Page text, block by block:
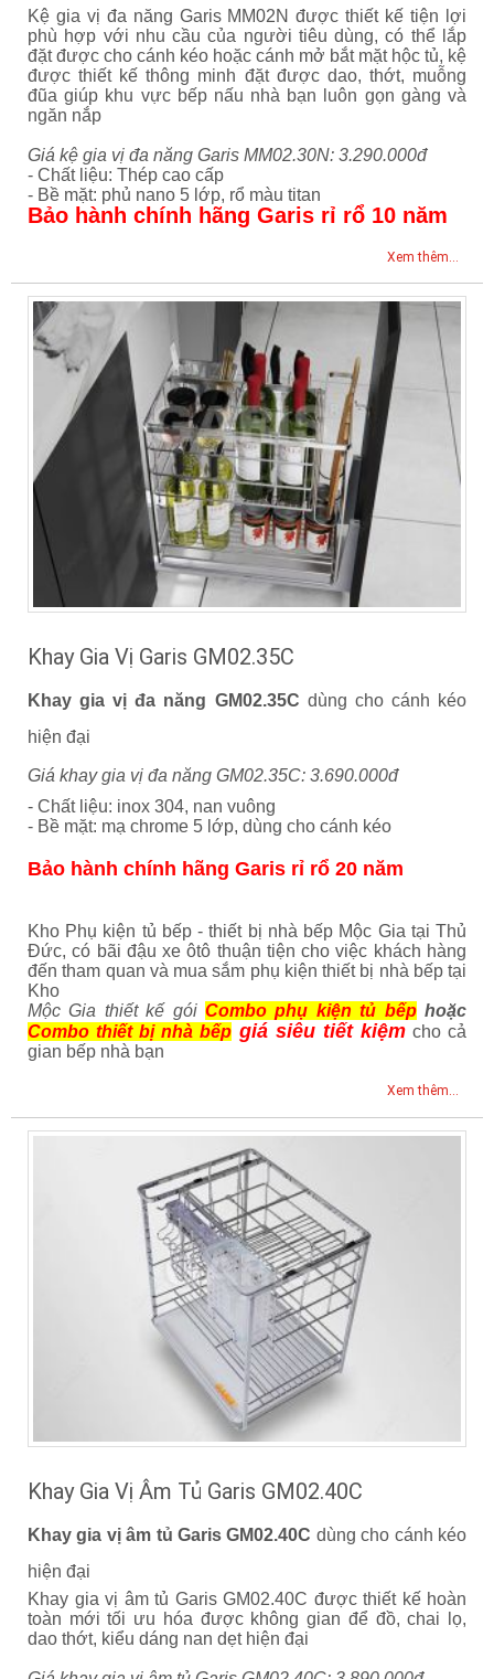
Kệ gia vị đa năng Garis MM02N được thiết kế tiện lợi
phù hợp với nhu cầu của người tiêu dùng, có thể lắp
đặt được cho cánh kéo hoặc cánh mở bắt mặt hộc tủ, kệ
được thiết kế thông minh đặt được dao, thớt, muỗng
đũa giúp khu vực bếp nấu nhà bạn luôn gọn gàng và
ngăn nắp
Giá kệ gia vị đa năng Garis MM02.30N: 3.290.000đ
- Chất liệu: Thép cao cấp
- Bề mặt: phủ nano 5 lớp, rổ màu titan
Bảo hành chính hãng Garis rỉ rổ 10 năm
Xem thêm...
Khay Gia Vị Garis GM02.35C
Khay gia vị đa năng GM02.35C dùng cho cánh kéo
hiện đại
Giá khay gia vị đa năng GM02.35C: 3.690.000đ
- Chất liệu: inox 304, nan vuông
- Bề mặt: mạ chrome 5 lớp, dùng cho cánh kéo
Bảo hành chính hãng Garis rỉ rổ 20 năm
Kho Phụ kiện tủ bếp - thiết bị nhà bếp Mộc Gia tại Thủ
Đức, có bãi đậu xe ôtô thuận tiện cho việc khách hàng
đến tham quan và mua sắm phụ kiện thiết bị nhà bếp tại
Kho
Mộc Gia thiết kế gói Combo phụ kiện tủ bếphoặc
Combo thiết bị nhà bếp giá siêu tiết kiệm cho cả
gian bếp nhà bạn
Xem thêm...
Khay Gia Vị Âm Tủ Garis GM02.40C
Khay gia vị âm tủ Garis GM02.40C dùng cho cánh kéo
hiện đại
Khay gia vị âm tủ Garis GM02.40C được thiết kế hoàn
toàn mới tối ưu hóa được không gian để đồ, chai lọ,
dao thớt, kiểu dáng nan dẹt hiện đại